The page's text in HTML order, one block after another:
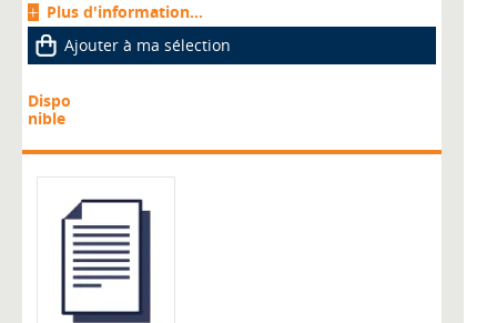
Plus d'information...
Ajouter à ma sélection
Dispo
nible